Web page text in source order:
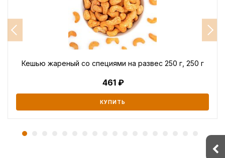
Кешью жареный со специями на развес 250 г, 250 г
461
КУПИТЬ